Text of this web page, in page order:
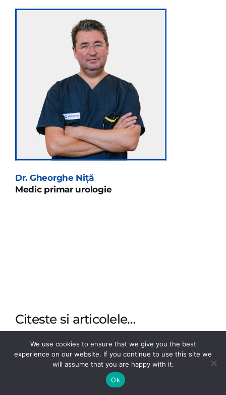
Dr. Gheorghe Niță
Medic primar urologie
Citeste si articolele…
We use cookies to ensure that we give you the best
experience on our website. If you continue to use this site we
will assume that you are happy with it.
Ok